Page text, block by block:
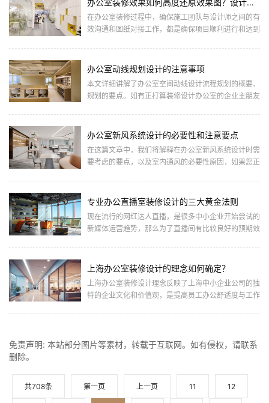
办公室装修效果如何高度还原效果图？设计师如何与施工团队对接好？
在办公室装修过程中，确保施工团队与设计师之间的有
效沟通和图纸对接工作，都是确保项目顺利进行和达到
办公室动线规划设计的注意事项
本文详细讲解了办公室空间动线设计流程规划的概要、
规划的要点。如有正打算装修设计办公室的企业主朋友
办公室新风系统设计的必要性和注意要点
在这篇文章中，我们将解释在办公室新风系统设计时需
要考虑的要点，以及室内通风的必要性原因，如果您正
专业办公直播室装修设计的三大黄金法则
现在流行的网红达人直播，是很多中小企业开始尝试的
新媒体运营趋势，那么为了直播间有比较良好的预期效
上海办公室装修设计的理念如何确定？
上海办公室装修设计理念反映了上海中小企业公司的独
特的企业文化和价值观，是提高员工办公舒适度与工作
免责声明: 本站部分图片等素材，转载于互联网。如有侵权，请联系
删除。
共708条 第一页 上一页 11 12